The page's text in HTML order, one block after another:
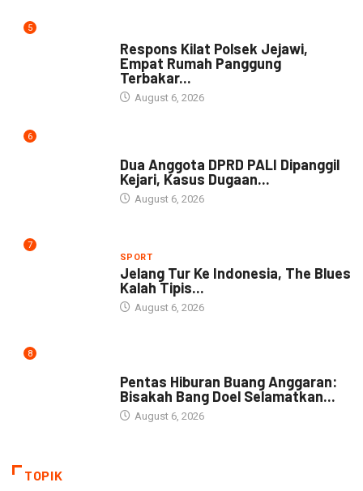
5
Respons Kilat Polsek Jejawi,
Empat Rumah Panggung
Terbakar...
August 6, 2026
6
Dua Anggota DPRD PALI Dipanggil
Kejari, Kasus Dugaan...
August 6, 2026
7
SPORT
Jelang Tur Ke Indonesia, The Blues
Kalah Tipis...
August 6, 2026
8
Pentas Hiburan Buang Anggaran:
Bisakah Bang Doel Selamatkan...
August 6, 2026
TOPIK